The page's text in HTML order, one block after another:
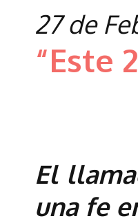
27 de
“Este
El
una fe